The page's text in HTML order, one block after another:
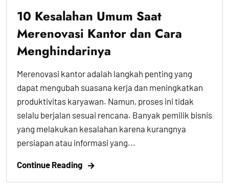
10 Kesalahan Umum Saat
Merenovasi Kantor dan Cara
Menghindarinya
Merenovasi kantor adalah langkah penting yang
dapat mengubah suasana kerja dan meningkatkan
produktivitas karyawan. Namun, proses ini tidak
selalu berjalan sesuai rencana. Banyak pemilik bisnis
yang melakukan kesalahan karena kurangnya
persiapan atau informasi yang...
Continue Reading